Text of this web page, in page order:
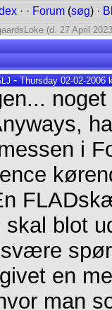
· · Forum (søg) ·
(d. 27 April
-Thursday 02-02-2006
i
blot
en
man